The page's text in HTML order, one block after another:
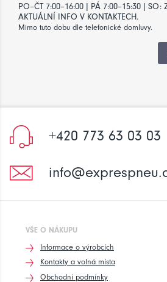
PO–ČT 7:00–16:00 | PÁ 7:00–15:30 | SO:
AKTUÁLNÍ INFO V KONTAKTECH.
Mimo tuto dobu dle telefonické domluvy.
+420 773 63 03 03
VŠE O NÁKUPU
Informace o výrobcích
Kontakty a volná místa
Obchodní podmínky